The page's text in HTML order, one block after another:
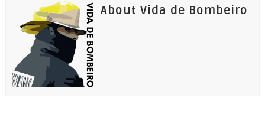
About Vida de Bombeiro